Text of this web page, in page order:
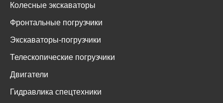
Колесные экскаваторы
Фронтальные погрузчики
Экскаваторы-погрузчики
Телескопические погрузчики
Двигатели
Гидравлика спецтехники